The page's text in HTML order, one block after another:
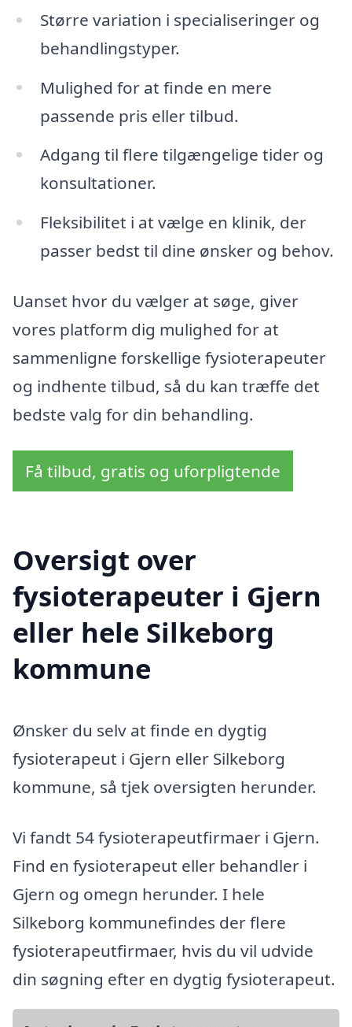
Større variation i specialiseringer og
behandlingstyper.
Mulighed for at finde en mere
passende pris eller tilbud.
Adgang til flere tilgængelige tider og
konsultationer.
Fleksibilitet i at vælge en klinik, der
passer bedst til dine ønsker og behov.
Uanset hvor du vælger at søge, giver
vores platform dig mulighed for at
sammenligne forskellige fysioterapeuter
og indhente tilbud, så du kan træffe det
bedste valg for din behandling.
Få tilbud, gratis og uforpligtende
Oversigt over
fysioterapeuter i Gjern
eller hele Silkeborg
kommune
Ønsker du selv at finde en dygtig
fysioterapeut i Gjern eller Silkeborg
kommune, så tjek oversigten herunder.
Vi fandt 54 fysioterapeutfirmaer i Gjern.
Find en fysioterapeut eller behandler i
Gjern og omegn herunder. I hele
Silkeborg kommunefindes der flere
fysioterapeutfirmaer, hvis du vil udvide
din søgning efter en dygtig fysioterapeut.